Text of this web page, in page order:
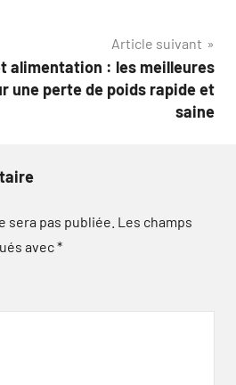
Article suivant
alimentation : les meilleures
une perte de poids rapide et
saine
sera pas publiée. Les champs
avec*